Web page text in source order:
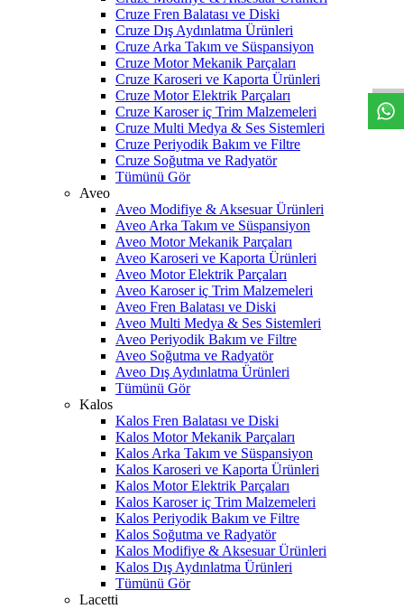
Cruze Fren Balatası ve Diski
Cruze Dış Aydınlatma Ürünleri
Cruze Arka Takım ve Süspansiyon
Cruze Motor Mekanik Parçaları
Cruze Karoseri ve Kaporta Ürünleri
Cruze Motor Elektrik Parçaları
Cruze Karoser iç Trim Malzemeleri
Cruze Multi Medya & Ses Sistemleri
Cruze Periyodik Bakım ve Filtre
Cruze Soğutma ve Radyatör
Tümünü Gör
Aveo
Aveo Modifiye & Aksesuar Ürünleri
Aveo Arka Takım ve Süspansiyon
Aveo Motor Mekanik Parçaları
Aveo Karoseri ve Kaporta Ürünleri
Aveo Motor Elektrik Parçaları
Aveo Karoser iç Trim Malzemeleri
Aveo Fren Balatası ve Diski
Aveo Multi Medya & Ses Sistemleri
Aveo Periyodik Bakım ve Filtre
Aveo Soğutma ve Radyatör
Aveo Dış Aydınlatma Ürünleri
Tümünü Gör
Kalos
Kalos Fren Balatası ve Diski
Kalos Motor Mekanik Parçaları
Kalos Arka Takım ve Süspansiyon
Kalos Karoseri ve Kaporta Ürünleri
Kalos Motor Elektrik Parçaları
Kalos Karoser iç Trim Malzemeleri
Kalos Periyodik Bakım ve Filtre
Kalos Soğutma ve Radyatör
Kalos Modifiye & Aksesuar Ürünleri
Kalos Dış Aydınlatma Ürünleri
Tümünü Gör
Lacetti